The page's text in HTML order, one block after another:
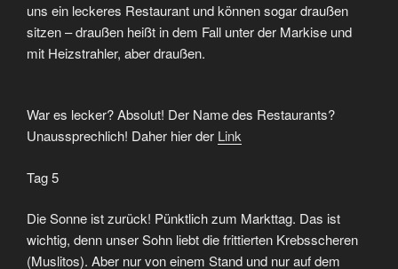
uns ein leckeres Restaurant und können sogar draußen
sitzen – draußen heißt in dem Fall unter der Markise und
mit Heizstrahler, aber draußen.
War es lecker? Absolut! Der Name des Restaurants?
Unaussprechlich! Daher hier der Link
Tag 5
Die Sonne ist zurück! Pünktlich zum Markttag. Das ist
wichtig, denn unser Sohn liebt die frittierten Krebsscheren
(Muslitos). Aber nur von einem Stand und nur auf dem